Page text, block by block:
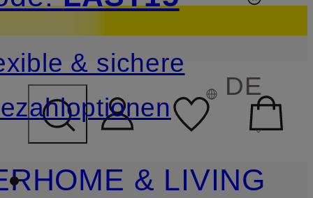
ÜBERSPRINGEN
& sichere
DE
HOME & LIVING